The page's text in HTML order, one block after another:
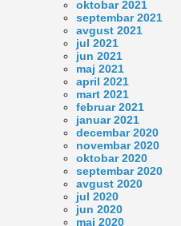
oktobar 2021
septembar 2021
avgust 2021
jul 2021
jun 2021
maj 2021
april 2021
mart 2021
februar 2021
januar 2021
decembar 2020
novembar 2020
oktobar 2020
septembar 2020
avgust 2020
jul 2020
jun 2020
maj 2020